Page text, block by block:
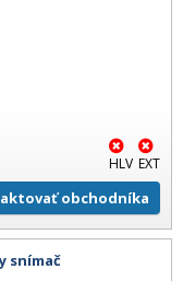
HLV EXT
obchodníka
snímač